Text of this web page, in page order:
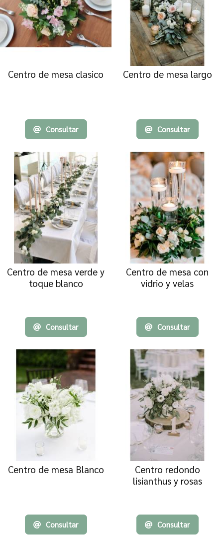
Centro de mesa clasico
Consultar
Centro de mesa largo
Consultar
Centro de mesa verde y
toque blanco
Consultar
Centro de mesa con
vidrio y velas
Consultar
Centro de mesa Blanco
Consultar
Centro redondo
lisianthus y rosas
Consultar